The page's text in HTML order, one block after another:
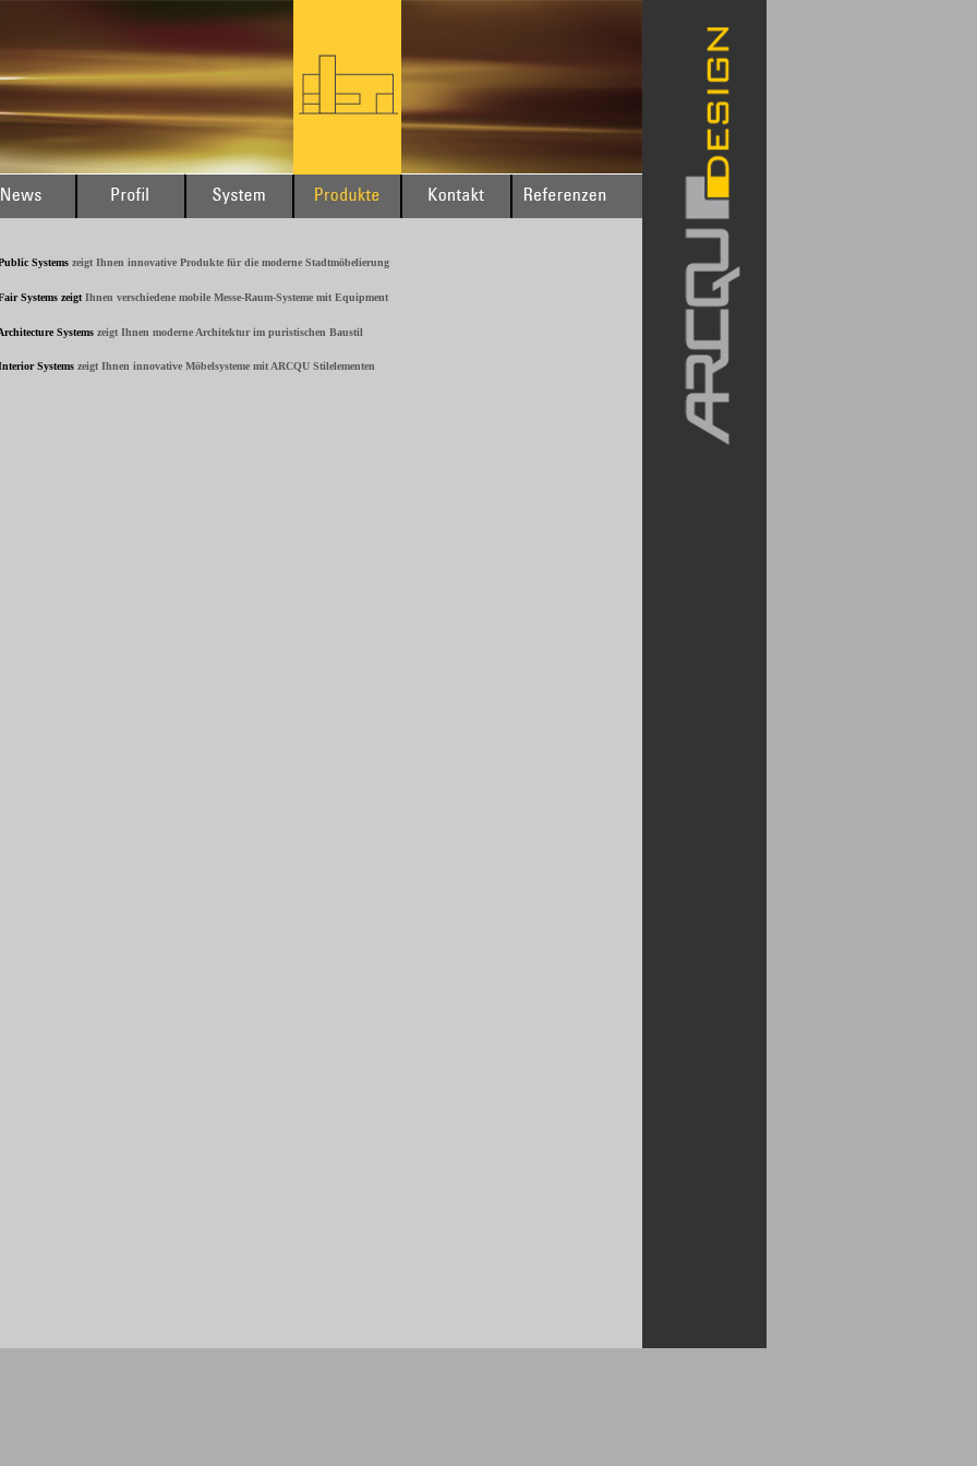
Systems zeigt Ihnen innovative Produkte für die moderne Stadtmöbelierung
Systems zeigt Ihnen verschiedene mobile Messe-Raum-Systeme mit Equipment
Systems zeigt Ihnen moderne Architektur im puristischen Baustil
Systems zeigt Ihnen innovative Möbelsysteme mit ARCQU Stilelementen